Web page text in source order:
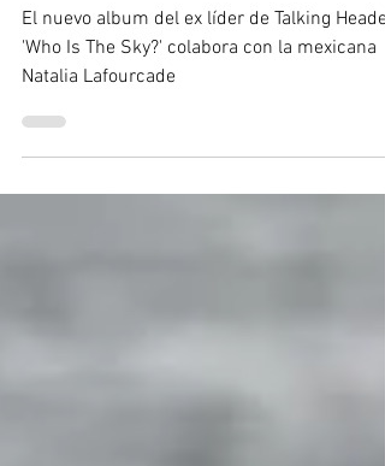
a México con su gira 'Who Is
The Sky?'
'Who Is The Sky?' colabora con la mexicana
Natalia Lafourcade